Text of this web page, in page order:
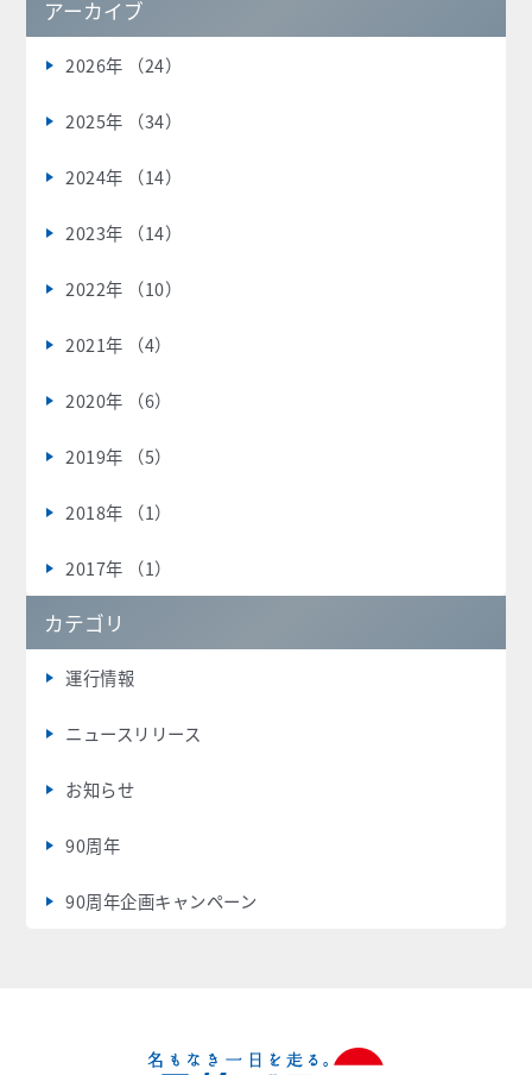
アーカイブ
2026年 （24）
2025年 （34）
2024年 （14）
2023年 （14）
2022年 （10）
2021年 （4）
2020年 （6）
2019年 （5）
2018年 （1）
2017年 （1）
カテゴリ
運行情報
ニュースリリース
お知らせ
90周年
90周年企画キャンペーン